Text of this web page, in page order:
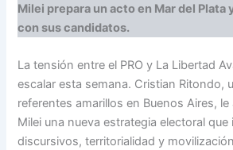
Milei prepara un acto en Mar del Plata
con sus candidatos.
La tensión entre el PRO y La Libertad
escalar esta semana. Cristian Ritondo,
referentes amarillos en Buenos Aires, le
Milei una nueva estrategia electoral que
discursivos, territorialidad y